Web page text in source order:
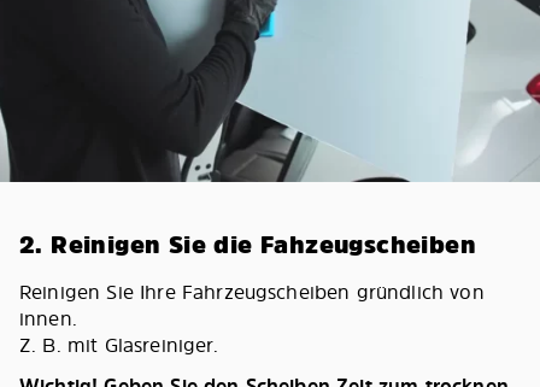
2. Reinigen Sie die Fahzeugscheiben
Reinigen Sie Ihre Fahrzeugscheiben gründlich von
innen.
Z. B. mit Glasreiniger.